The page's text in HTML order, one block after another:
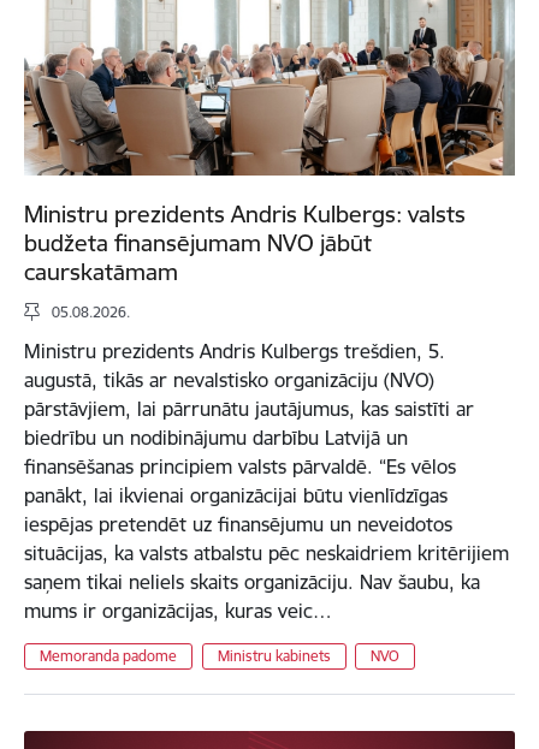
Ministru prezidents Andris Kulbergs: valsts
budžeta finansējumam NVO jābūt
caurskatāmam
05.08.2026.
Ministru prezidents Andris Kulbergs trešdien, 5.
augustā, tikās ar nevalstisko organizāciju (NVO)
pārstāvjiem, lai pārrunātu jautājumus, kas saistīti ar
biedrību un nodibinājumu darbību Latvijā un
finansēšanas principiem valsts pārvaldē. “Es vēlos
panākt, lai ikvienai organizācijai būtu vienlīdzīgas
iespējas pretendēt uz finansējumu un neveidotos
situācijas, ka valsts atbalstu pēc neskaidriem kritērijiem
saņem tikai neliels skaits organizāciju. Nav šaubu, ka
mums ir organizācijas, kuras veic…
Memoranda padome Ministru kabinets NVO